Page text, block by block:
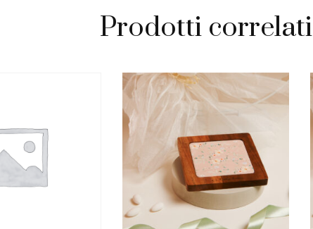
Prodotti correlati